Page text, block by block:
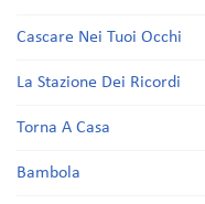
Cascare Nei Tuoi Occhi
La Stazione Dei Ricordi
Torna A Casa
Bambola